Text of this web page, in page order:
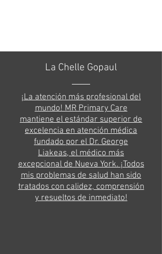
La Chelle Gopaul
¡La atención más profesional del
mundo! MR Primary Care
mantiene el estándar superior de
excelencia en atención médica
fundado por el Dr. George
Liakeas, el médico más
excepcional de Nueva York. ¡Todos
mis problemas de salud han sido
tratados con calidez, comprensión
y resueltos de inmediato!